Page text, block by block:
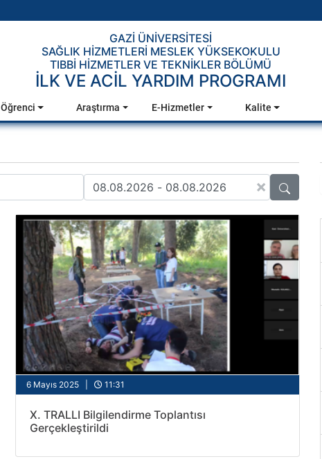
GAZİ ÜNİVERSİTESİ
SAĞLIK HİZMETLERİ MESLEK YÜKSEKOKULU
TIBBİ HİZMETLER VE TEKNİKLER BÖLÜMÜ
İLK VE ACİL YARDIM PROGRAMI
Öğrenci Araştırma E-Hizmetler Kalite
×
6 Mayıs 2025 | 11:31
X. TRALLI Bilgilendirme Toplantısı
Gerçekleştirildi